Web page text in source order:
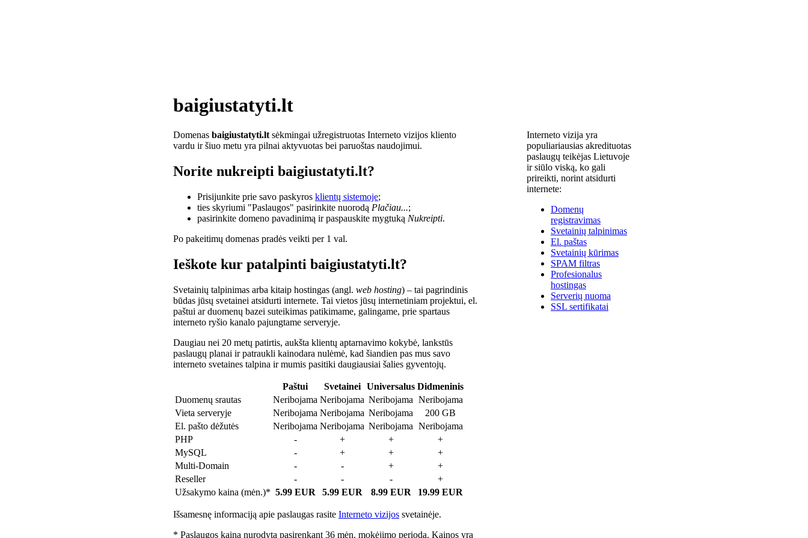
baigiustatyti.lt
Domenas baigiustatyti.lt sėkmingai užregistruotas Interneto vizijos kliento
vardu ir šiuo metu yra pilnai aktyvuotas bei paruoštas naudojimui.
Norite nukreipti baigiustatyti.lt?
Prisijunkite prie savo paskyros klientų sistemoje;
ties skyriumi "Paslaugos" pasirinkite nuorodą Plačiau...;
pasirinkite domeno pavadinimą ir paspauskite mygtuką Nukreipti.
Po pakeitimų domenas pradės veikti per 1 val.
Ieškote kur patalpinti baigiustatyti.lt?
Svetainių talpinimas arba kitaip hostingas (angl. web hosting) – tai pagrindinis
būdas jūsų svetainei atsidurti internete. Tai vietos jūsų internetiniam projektui, el.
paštui ar duomenų bazei suteikimas patikimame, galingame, prie spartaus
interneto ryšio kanalo pajungtame serveryje.
Daugiau nei 20 metų patirtis, aukšta klientų aptarnavimo kokybė, lankstūs
paslaugų planai ir patraukli kainodara nulėmė, kad šiandien pas mus savo
interneto svetaines talpina ir mumis pasitiki daugiausiai šalies gyventojų.
Paštui Svetainei Universalus Didmeninis
Duomenų srautas
Neribojama Neribojama Neribojama Neribojama
Vieta serveryje
Neribojama Neribojama Neribojama
200 GB
El. pašto dėžutės
Neribojama Neribojama Neribojama Neribojama
PHP
- + +
+
MySQL
- + +
+
Multi-Domain
- - +
+
Reseller
- - -
+
Užsakymo kaina (mėn.)* 5.99 EUR 5.99 EUR 8.99 EUR 19.99 EUR
Išsamesnę informaciją apie paslaugas rasite Interneto vizijos svetainėje.
* Paslaugos kaina nurodyta pasirenkant 36 mėn. mokėjimo periodą. Kainos yra
Interneto vizija yra
populiariausias akredituotas
paslaugų teikėjas Lietuvoje
ir siūlo viską, ko gali
prireikti, norint atsidurti
internete:
Domenų
registravimas
Svetainių talpinimas
El. paštas
Svetainių kūrimas
SPAM filtras
Profesionalus
hostingas
Serverių nuoma
SSL sertifikatai